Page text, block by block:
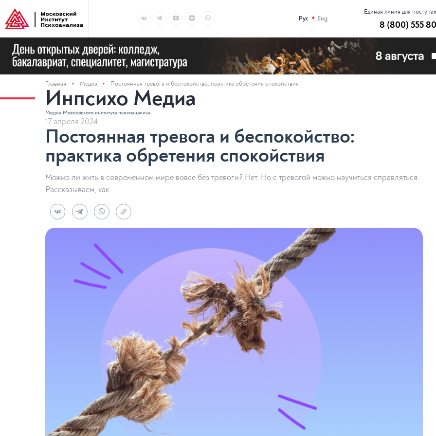
Рус • Eng
Единая линия для
8 (800) 555
Главная Медиа Постоянная тревога и беспокойство: практика обретения спокойствия
Инпсихо Медиа
Медиа Московского института психоанализа
17 апреля 2024
Постоянная тревога и беспокойство:
практика обретения спокойствия
Можно ли жить в современном мире вовсе без тревоги? Нет. Но с тревогой можно научиться справляться.
Рассказываем, как.